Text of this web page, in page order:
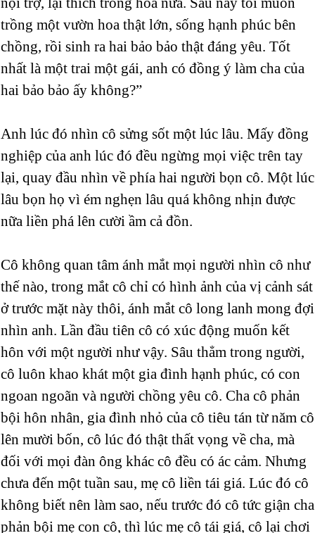
trồng một vườn hoa thật lớn, sống hạnh phúc bên
chồng, rồi sinh ra hai bảo bảo thật đáng yêu. Tốt
nhất là một trai một gái, anh có đồng ý làm cha của
hai bảo bảo ấy không?”
Anh lúc đó nhìn cô sửng sốt một lúc lâu. Mấy đồng
nghiệp của anh lúc đó đều ngừng mọi việc trên tay
lại, quay đầu nhìn về phía hai người bọn cô. Một lúc
lâu bọn họ vì ém nghẹn lâu quá không nhịn được
nữa liền phá lên cười ầm cả đồn.
Cô không quan tâm ánh mắt mọi người nhìn cô như
thế nào, trong mắt cô chỉ có hình ảnh của vị cảnh sát
ở trước mặt này thôi, ánh mắt cô long lanh mong đợi
nhìn anh. Lần đầu tiên cô có xúc động muốn kết
hôn với một người như vậy. Sâu thẳm trong người,
cô luôn khao khát một gia đình hạnh phúc, có con
ngoan ngoãn và người chồng yêu cô. Cha cô phản
bội hôn nhân, gia đình nhỏ của cô tiêu tán từ năm cô
lên mười bốn, cô lúc đó thật thất vọng về cha, mà
đối với mọi đàn ông khác cô đều có ác cảm. Nhưng
chưa đến một tuần sau, mẹ cô liền tái giá. Lúc đó cô
không biết nên làm sao, nếu trước đó cô tức giận cha
phản bội mẹ con cô, thì lúc mẹ cô tái giá, cô lại chơi